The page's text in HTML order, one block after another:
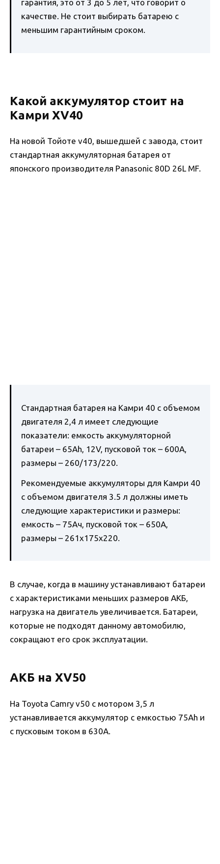
гарантия, это от 3 до 5 лет, что говорит о
качестве. Не стоит выбирать батарею с
меньшим гарантийным сроком.
Какой аккумулятор стоит на
Камри XV40
На новой Тойоте v40, вышедшей с завода, стоит
стандартная аккумуляторная батарея от
японского производителя Panasonic 80D 26L MF.
Стандартная батарея на Камри 40 с объемом
двигателя 2,4 л имеет следующие
показатели: емкость аккумуляторной
батареи – 65Ah, 12V, пусковой ток – 600A,
размеры – 260/173/220.
Рекомендуемые аккумуляторы для Камри 40
с объемом двигателя 3.5 л должны иметь
следующие характеристики и размеры:
емкость – 75Ач, пусковой ток – 650А,
размеры – 261x175x220.
В случае, когда в машину устанавливают батареи
с характеристиками меньших размеров АКБ,
нагрузка на двигатель увеличивается. Батареи,
которые не подходят данному автомобилю,
сокращают его срок эксплуатации.
АКБ на XV50
На Toyota Camry v50 с мотором 3,5 л
устанавливается аккумулятор с емкостью 75Ah и
с пусковым током в 630A.